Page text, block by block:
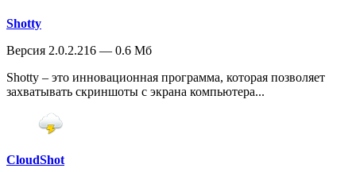
Shotty
Версия 2.0.2.216 — 0.6 Мб
Shotty – это инновационная программа, которая позволяет
захватывать скриншоты с экрана компьютера...
CloudShot